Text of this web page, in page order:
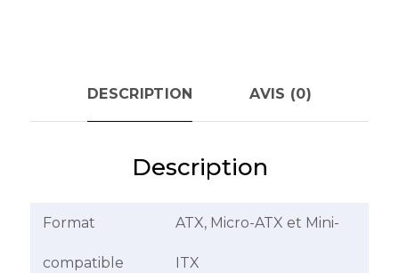
DESCRIPTION AVIS (0)
Description
Format
compatible
ATX, Micro-ATX et Mini-
ITX